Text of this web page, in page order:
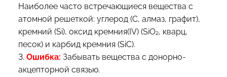
Наиболее часто встречающиеся вещества с
атомной решеткой: углерод (C, алмаз, графит),
кремний (Si), оксид кремния(IV) (SiO₂, кварц,
песок) и карбид кремния (SiC).
3. Ошибка: Забывать вещества с донорно-
акцепторной связью.